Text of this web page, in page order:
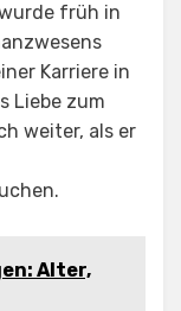
früh in
Karriere in
Liebe zum
weiter, als er
Alter,